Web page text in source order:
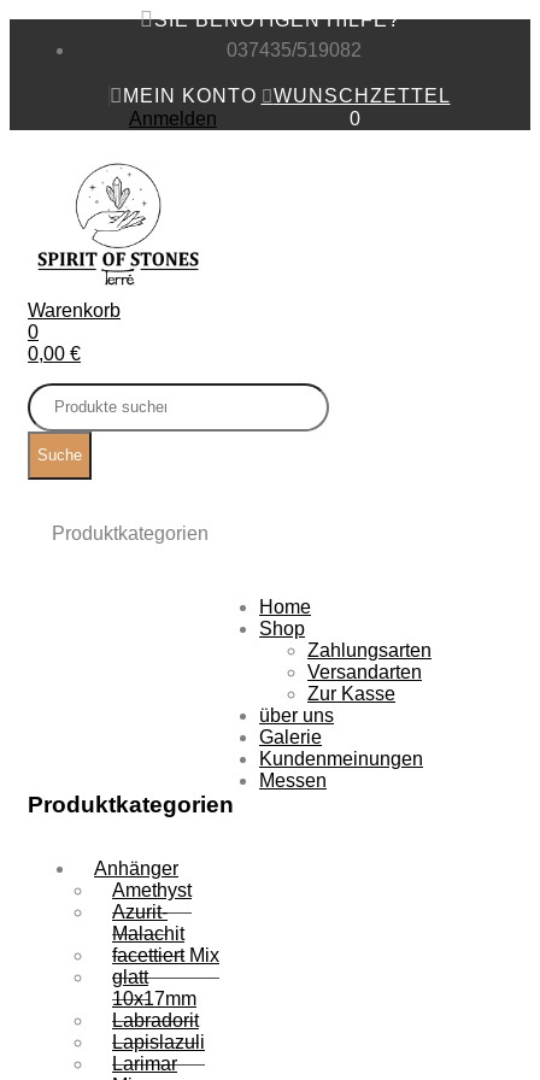
SIE BENÖTIGEN HILFE?
037435/519082
MEIN KONTO
Anmelden
WUNSCHZETTEL
0
Warenkorb
0
0,00 €
Produktkategorien
Zum
Inhalt
Home
Shop
Zahlungsarten
Versandarten
Zur Kasse
über uns
Galerie
Kundenmeinungen
Messen
Produktkategorien
Anhänger
Amethyst
Azurit-
Malachit
facettiert Mix
glatt
10x17mm
Labradorit
Lapislazuli
Larimar